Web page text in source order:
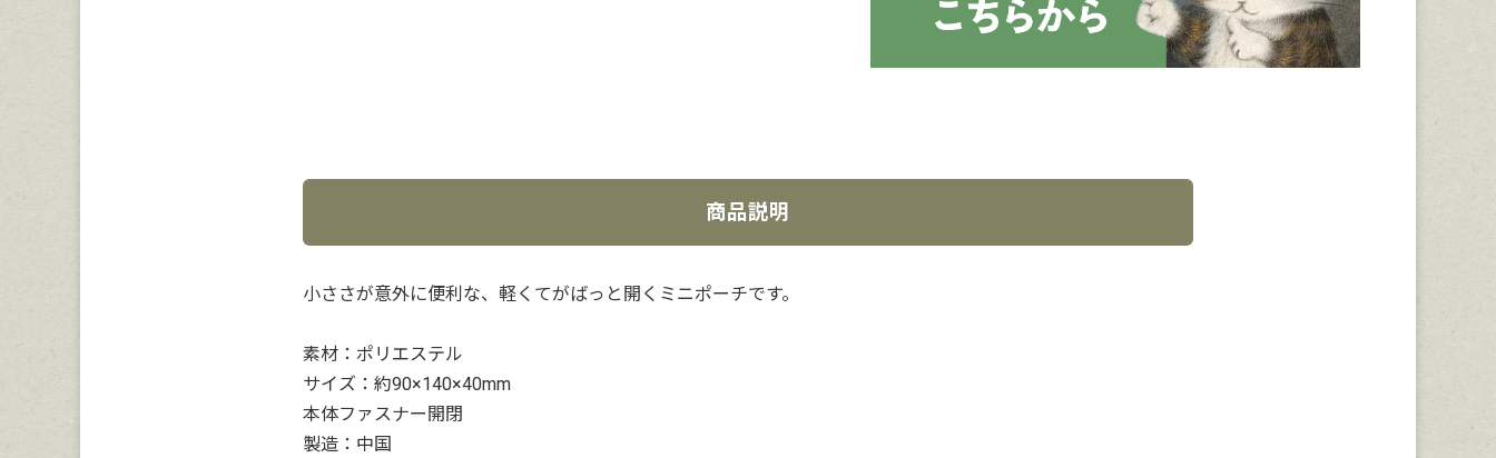
商品説明
小ささが意外に便利な、軽くてがばっと開くミニポーチです。
素材：ポリエステル
サイズ：約90×140×40mm
本体ファスナー開閉
製造：中国